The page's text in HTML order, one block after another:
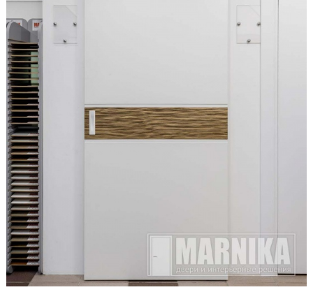
Двери и интерьерные решения
Массив
Экошпон
Скрытые
Раздвижные
Эмаль
Шпонированные
Стеклянные/зеркальные
Двери-книги
Маятниковые
Межкомнатные перегородки
Стеновые панели